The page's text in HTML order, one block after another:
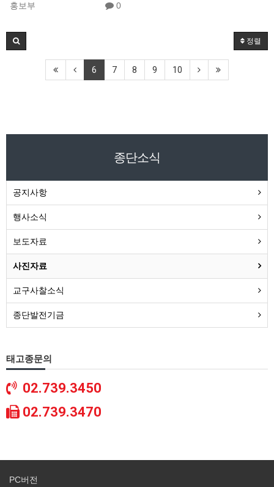
홍보부 0
정렬
6 7 8 9 10
종단소식
공지사항
행사소식
보도자료
사진자료
교구사찰소식
종단발전기금
태고종문의
02.739.3450
02.739.3470
PC버전